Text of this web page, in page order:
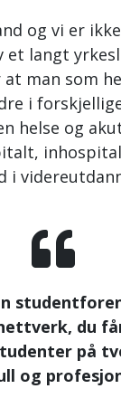
og vi er
et langt
man som
i
helse og
i
du
på
og